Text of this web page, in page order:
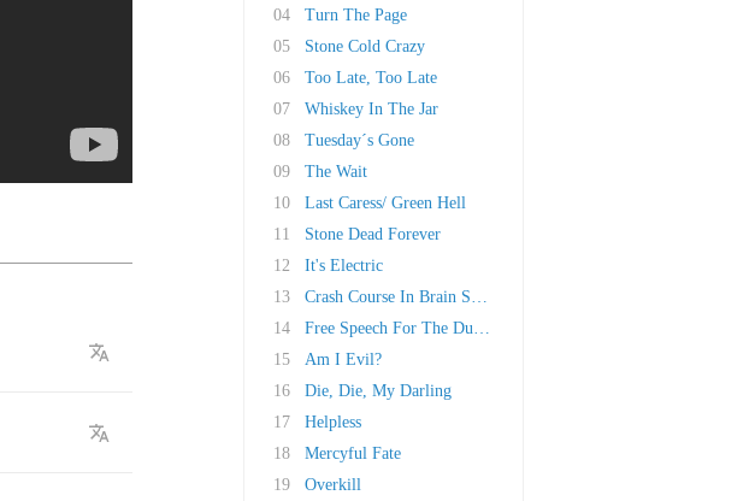
04
Turn The Page
05
Stone Cold Crazy
06
Too Late, Too Late
07
Whiskey In The Jar
08
Tuesday´s Gone
09
The Wait
10
Last Caress/ Green Hell
11
Stone Dead Forever
12
It's Electric
13
Crash Course In Brain Surgery
14
Free Speech For The Dumb
15
Am I Evil?
16
Die, Die, My Darling
17
Helpless
18
Mercyful Fate
19
Overkill